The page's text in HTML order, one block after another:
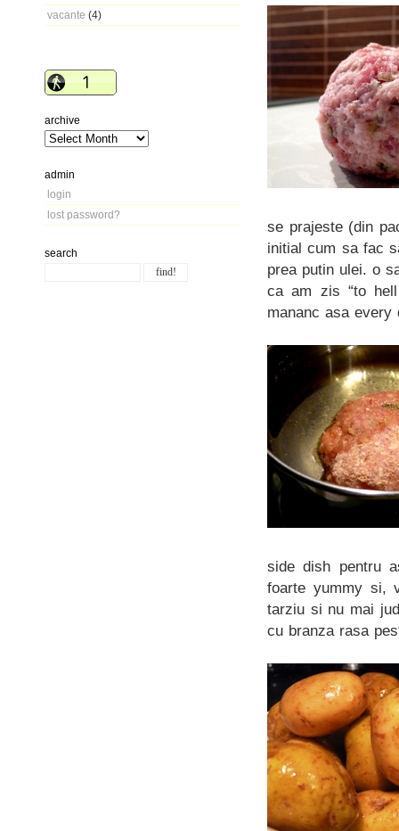
vacante (4)
archive
admin
login
lost password?
search
se prajeste (din
initial cum sa fac
prea putin ulei. o
ca am zis “to
mananc asa every
side dish pentru
foarte yummy si,
tarziu si nu mai
cu branza rasa